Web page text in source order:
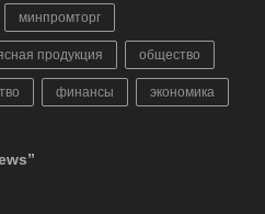
минпромторг
продукция общество
финансы экономика